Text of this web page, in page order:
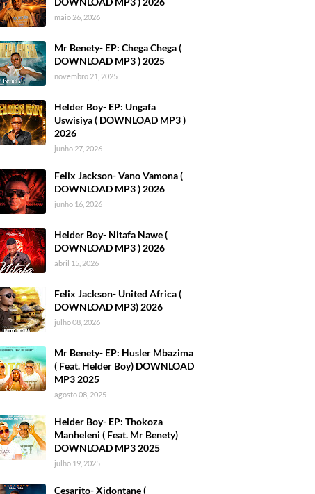
maio 26, 2026
Mr Benety- EP: Chega Chega (
DOWNLOAD MP3 ) 2025
novembro 21, 2025
Helder Boy- EP: Ungafa
Uswisiya ( DOWNLOAD MP3 )
2026
junho 27, 2026
Felix Jackson- Vano Vamona (
DOWNLOAD MP3 ) 2026
junho 16, 2026
Helder Boy- Nitafa Nawe (
DOWNLOAD MP3 ) 2026
abril 15, 2026
Felix Jackson- United Africa (
DOWNLOAD MP3) 2026
julho 08, 2026
Mr Benety- EP: Husler Mbazima
( Feat. Helder Boy) DOWNLOAD
MP3 2025
agosto 08, 2025
Helder Boy- EP: Thokoza
Manheleni ( Feat. Mr Benety)
DOWNLOAD MP3 2025
julho 19, 2025
Cesarito- Xidontane (